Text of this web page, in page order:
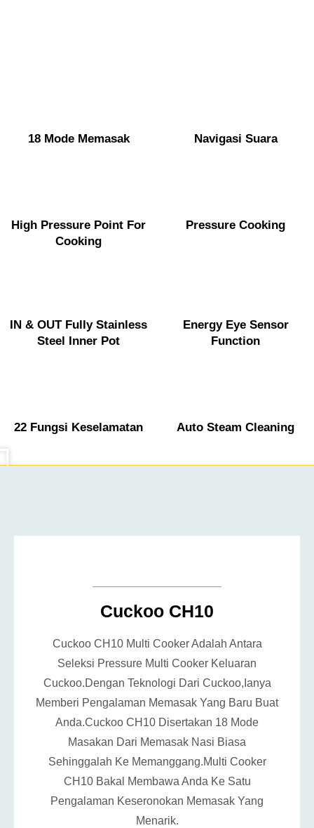
18 Mode Memasak Navigasi Suara
High Pressure Point For
Cooking
Pressure Cooking
IN & OUT Fully Stainless
Steel Inner Pot
Energy Eye Sensor
Function
22 Fungsi Keselamatan Auto Steam Cleaning
Cuckoo CH10
Cuckoo CH10 Multi Cooker Adalah Antara
Seleksi Pressure Multi Cooker Keluaran
Cuckoo.Dengan Teknologi Dari Cuckoo,Ianya
Memberi Pengalaman Memasak Yang Baru Buat
Anda.Cuckoo CH10 Disertakan 18 Mode
Masakan Dari Memasak Nasi Biasa
Sehinggalah Ke Memanggang.Multi Cooker
CH10 Bakal Membawa Anda Ke Satu
Pengalaman Keseronokan Memasak Yang
Menarik.